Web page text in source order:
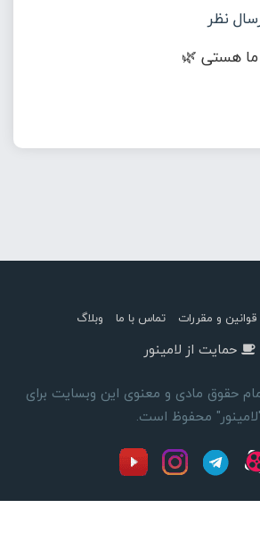
نظر
هستی 🌿
قوانین و مقررات تماس با ما وبلاگ
حمایت از لامینور
1405 © تمام حقوق مادی و معنوی این وبسایت برای
محفوظ است.